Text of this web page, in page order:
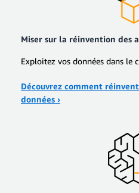
Miser sur la réinvention des
Exploitez vos données dans le
Découvrez comment
données ›